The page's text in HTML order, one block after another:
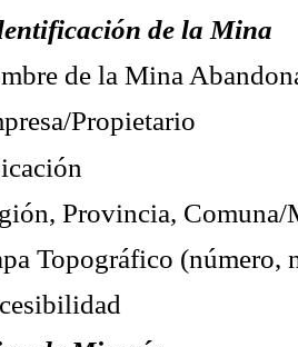
de la Mina
de la Mina
Propietario
Provincia,
Topográfico (número,